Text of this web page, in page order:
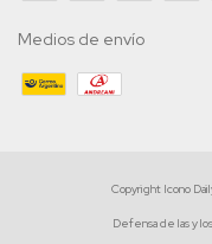
Medios de envío
Copyright Icono
Defensa de las y